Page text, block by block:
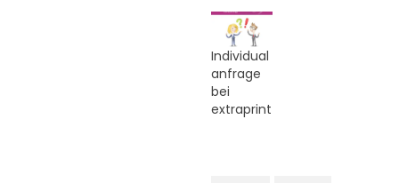
Individual
anfrage
bei
extraprint